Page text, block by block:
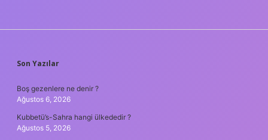
SIDEBAR
Son Yazılar
Boş gezenlere ne denir ?
Ağustos 6, 2026
Kubbetü’s-Sahra hangi ülkededir ?
Ağustos 5, 2026